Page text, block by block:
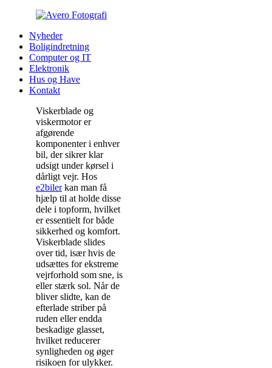
Nyheder
Boligindretning
Computer og IT
Elektronik
Hus og Have
Kontakt
Viskerblade og
viskermotor er
afgørende
komponenter i enhver
bil, der sikrer klar
udsigt under kørsel i
dårligt vejr. Hos
e2bilerkan man få
hjælp til at holde disse
dele i topform, hvilket
er essentielt for både
sikkerhed og komfort.
Viskerblade slides
over tid, især hvis de
udsættes for ekstreme
vejrforhold som sne, is
eller stærk sol. Når de
bliver slidte, kan de
efterlade striber på
ruden eller endda
beskadige glasset,
hvilket reducerer
synligheden og øger
risikoen for ulykker.